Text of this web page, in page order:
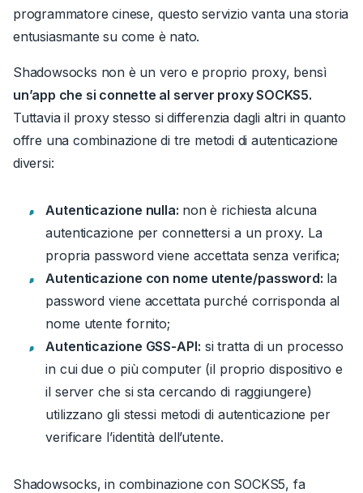
programmatore cinese, questo servizio vanta una storia
entusiasmante su come è nato.
Shadowsocks non è un vero e proprio proxy, bensì
un’app che si connette al server proxy SOCKS5.
Tuttavia il proxy stesso si differenzia dagli altri in quanto
offre una combinazione di tre metodi di autenticazione
diversi:
Autenticazione nulla: non è richiesta alcuna
autenticazione per connettersi a un proxy. La
propria password viene accettata senza verifica;
Autenticazione con nome utente/password: la
password viene accettata purché corrisponda al
nome utente fornito;
Autenticazione GSS-API: si tratta di un processo
in cui due o più computer (il proprio dispositivo e
il server che si sta cercando di raggiungere)
utilizzano gli stessi metodi di autenticazione per
verificare l’identità dell’utente.
Shadowsocks, in combinazione con SOCKS5, fa